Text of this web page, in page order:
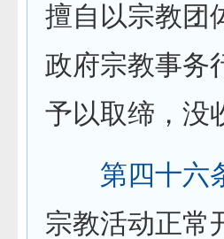
擅自以宗教团
政府宗教事务
予以取缔，没
第四十六
宗教活动正常